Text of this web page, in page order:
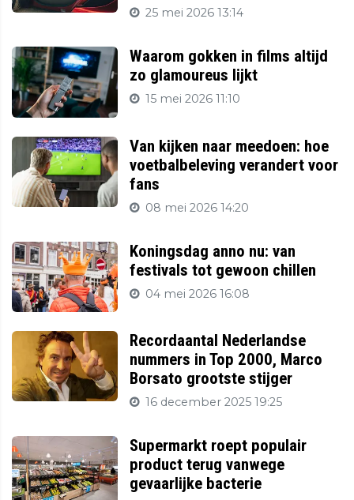
25 mei 2026 13:14
Waarom gokken in films altijd
zo glamoureus lijkt
15 mei 2026 11:10
Van kijken naar meedoen: hoe
voetbalbeleving verandert voor
fans
08 mei 2026 14:20
Koningsdag anno nu: van
festivals tot gewoon chillen
04 mei 2026 16:08
Recordaantal Nederlandse
nummers in Top 2000, Marco
Borsato grootste stijger
16 december 2025 19:25
Supermarkt roept populair
product terug vanwege
gevaarlijke bacterie